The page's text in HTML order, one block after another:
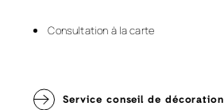
Consultation à la carte
Service conseil de décoration